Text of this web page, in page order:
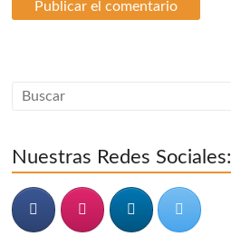
Nuestras Redes Sociales: